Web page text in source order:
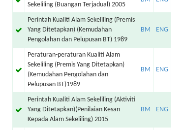
Sekeliling (Buangan Terjadual) 2005
Perintah Kualiti Alam Sekeliling (Premis
Yang Ditetapkan) (Kemudahan
Pengolahan dan Pelupusan BT) 1989
Peraturan-peraturan Kualiti Alam
Sekeliling (Premis Yang Ditetapkan)
(Kemudahan Pengolahan dan
Pelupusan BT)1989
Perintah Kualiti Alam Sekeliling (Aktiviti
Yang Ditetapkan)(Penilaian Kesan
Kepada Alam Sekeliling) 2015